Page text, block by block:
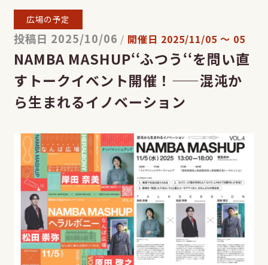
広場の予定
投稿日 2025/10/06 / 開催日 2025/11/05 〜 05
NAMBA MASHUP‘‘ふつう‘‘を問い直
すトークイベント開催！——混沌か
ら生まれるイノベーション